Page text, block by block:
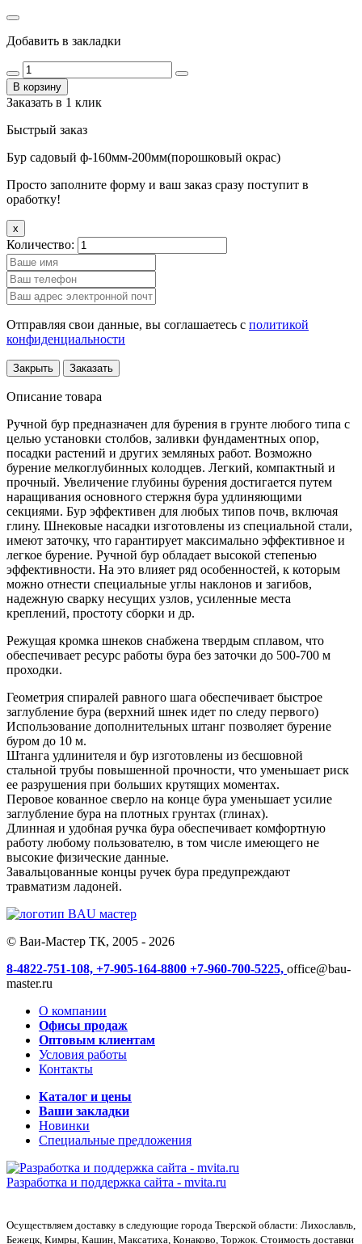
Добавить в закладки
В корзину
Заказать в 1 клик
Быстрый заказ
Бур садовый ф-160мм-200мм(порошковый окрас)
Просто заполните форму и ваш заказ сразу поступит в
оработку!
x
Количество:
Отправляя свои данные, вы соглашаетесь с политикой
конфиденциальности
Закрыть Заказать
Описание товара
Ручной бур предназначен для бурения в грунте любого типа с
целью установки столбов, заливки фундаментных опор,
посадки растений и других земляных работ. Возможно
бурение мелкоглубинных колодцев. Легкий, компактный и
прочный. Увеличение глубины бурения достигается путем
наращивания основного стержня бура удлиняющими
секциями. Бур эффективен для любых типов почв, включая
глину. Шнековые насадки изготовлены из специальной стали,
имеют заточку, что гарантирует максимально эффективное и
легкое бурение. Ручной бур обладает высокой степенью
эффективности. На это влияет ряд особенностей, к которым
можно отнести специальные углы наклонов и загибов,
надежную сварку несущих узлов, усиленные места
креплений, простоту сборки и др.
Режущая кромка шнеков снабжена твердым сплавом, что
обеспечивает ресурс работы бура без заточки до 500-700 м
проходки.
Геометрия спиралей равного шага обеспечивает быстрое
заглубление бура (верхний шнек идет по следу первого)
Использование дополнительных штанг позволяет бурение
буром до 10 м.
Штанга удлинителя и бур изготовлены из бесшовной
стальной трубы повышенной прочности, что уменьшает риск
ее разрушения при больших крутящих моментах.
Перовое кованное сверло на конце бура уменьшает усилие
заглубление бура на плотных грунтах (глинах).
Длинная и удобная ручка бура обеспечивает комфортную
работу любому пользователю, в том числе имеющего не
высокие физические данные.
Завальцованные концы ручек бура предупреждают
травматизм ладоней.
© Ваи-Мастер ТК, 2005 - 2026
8-4822-751-108, +7-905-164-8800 +7-960-700-5225, office@bau-
master.ru
О компании
Офисы продаж
Оптовым клиентам
Условия работы
Контакты
Каталог и цены
Ваши закладки
Новинки
Специальные предложения
Разработка и поддержка сайта - mvita.ru
Осуществляем доставку в следующие города Тверской области: Лихославль,
Бежецк, Кимры, Кашин, Максатиха, Конаково, Торжок. Стоимость доставки